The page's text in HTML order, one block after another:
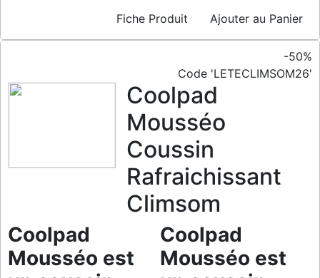
Fiche Produit Ajouter au Panier
-50%
Code 'LETECLIMSOM26'
Coolpad
Mousséo
Coussin
Rafraichissant
Climsom
Coolpad
Mousséo est
Coolpad
Mousséo est